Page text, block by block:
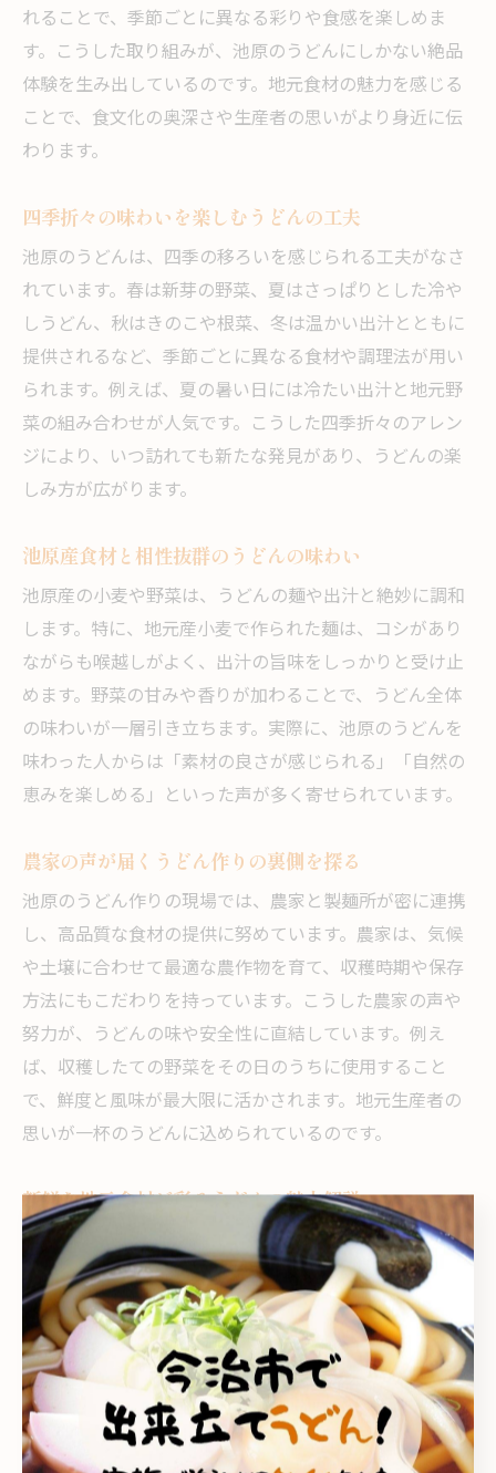
れることで、季節ごとに異なる彩りや食感を楽しめま
す。こうした取り組みが、池原のうどんにしかない絶品
体験を生み出しているのです。地元食材の魅力を感じる
ことで、食文化の奥深さや生産者の思いがより身近に伝
わります。
四季折々の味わいを楽しむうどんの工夫
池原のうどんは、四季の移ろいを感じられる工夫がなさ
れています。春は新芽の野菜、夏はさっぱりとした冷や
しうどん、秋はきのこや根菜、冬は温かい出汁とともに
提供されるなど、季節ごとに異なる食材や調理法が用い
られます。例えば、夏の暑い日には冷たい出汁と地元野
菜の組み合わせが人気です。こうした四季折々のアレン
ジにより、いつ訪れても新たな発見があり、うどんの楽
しみ方が広がります。
池原産食材と相性抜群のうどんの味わい
池原産の小麦や野菜は、うどんの麺や出汁と絶妙に調和
します。特に、地元産小麦で作られた麺は、コシがあり
ながらも喉越しがよく、出汁の旨味をしっかりと受け止
めます。野菜の甘みや香りが加わることで、うどん全体
の味わいが一層引き立ちます。実際に、池原のうどんを
味わった人からは「素材の良さが感じられる」「自然の
恵みを楽しめる」といった声が多く寄せられています。
農家の声が届くうどん作りの裏側を探る
池原のうどん作りの現場では、農家と製麺所が密に連携
し、高品質な食材の提供に努めています。農家は、気候
や土壌に合わせて最適な農作物を育て、収穫時期や保存
方法にもこだわりを持っています。こうした農家の声や
努力が、うどんの味や安全性に直結しています。例え
ば、収穫したての野菜をその日のうちに使用すること
で、鮮度と風味が最大限に活かされます。地元生産者の
思いが一杯のうどんに込められているのです。
新鮮な地元食材が彩るうどんの魅力解説
池原のうどんは、新鮮な地元食材がふんだんに使われて
いる点が大きな魅力です。朝採れ野菜や旬の山菜、地元
産のきのこなどが、うどんのトッピングとして活躍して
います。これにより、食材本来の味や香りを存分に楽し
むことができます。さらに、地元食材を使うことで地域
経済の活性化にも貢献しています。食べる人にとって
も、安心・安全な食体験が広がるのが池原うどんの魅力